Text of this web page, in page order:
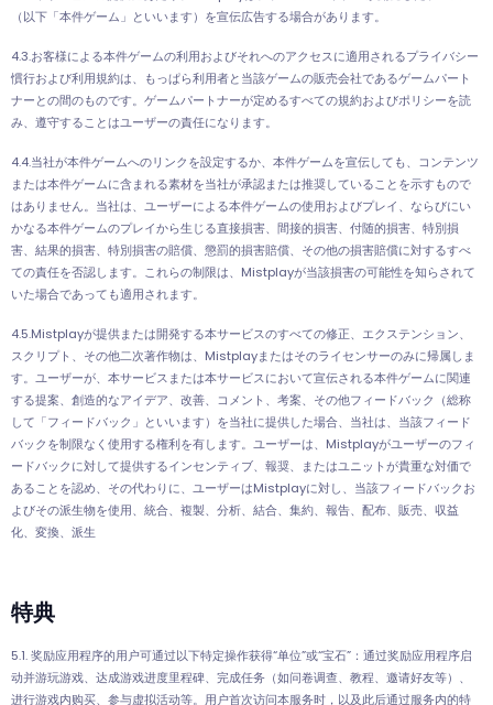
（以下「本件ゲーム」といいます）を宣伝広告する場合があります。
4.3.お客様による本件ゲームの利用およびそれへのアクセスに適用されるプライバシー
慣行および利用規約は、もっぱら利用者と当該ゲームの販売会社であるゲームパート
ナーとの間のものです。ゲームパートナーが定めるすべての規約およびポリシーを読
み、遵守することはユーザーの責任になります。
4.4.当社が本件ゲームへのリンクを設定するか、本件ゲームを宣伝しても、コンテンツ
または本件ゲームに含まれる素材を当社が承認または推奨していることを示すもので
はありません。当社は、ユーザーによる本件ゲームの使用およびプレイ、ならびにい
かなる本件ゲームのプレイから生じる直接損害、間接的損害、付随的損害、特別損
害、結果的損害、特別損害の賠償、懲罰的損害賠償、その他の損害賠償に対するすべ
ての責任を否認します。これらの制限は、Mistplayが当該損害の可能性を知らされて
いた場合であっても適用されます。
4.5.Mistplayが提供または開発する本サービスのすべての修正、エクステンション、
スクリプト、その他二次著作物は、Mistplayまたはそのライセンサーのみに帰属しま
す。ユーザーが、本サービスまたは本サービスにおいて宣伝される本件ゲームに関連
する提案、創造的なアイデア、改善、コメント、考案、その他フィードバック（総称
して「フィードバック」といいます）を当社に提供した場合、当社は、当該フィード
バックを制限なく使用する権利を有します。ユーザーは、Mistplayがユーザーのフィ
ードバックに対して提供するインセンティブ、報奨、またはユニットが貴重な対価で
あることを認め、その代わりに、ユーザーはMistplayに対し、当該フィードバックお
よびその派生物を使用、統合、複製、分析、結合、集約、報告、配布、販売、収益
化、変換、派生
特典
5.1. 奖励应用程序的用户可通过以下特定操作获得“单位”或“宝石”：通过奖励应用程序启
动并游玩游戏、达成游戏进度里程碑、完成任务（如问卷调查、教程、邀请好友等）、
进行游戏内购买、参与虚拟活动等。用户首次访问本服务时，以及此后通过服务内的特